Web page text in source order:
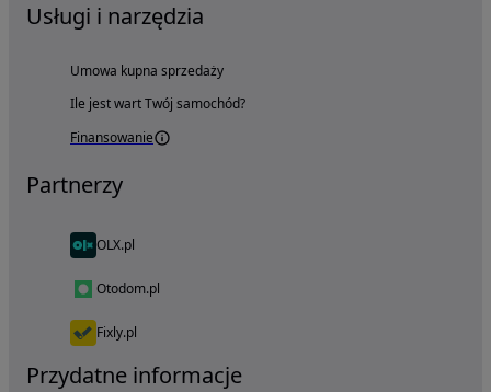
Usługi i narzędzia
Umowa kupna sprzedaży
Ile jest wart Twój samochód?
Finansowanie
Partnerzy
OLX.pl
Otodom.pl
Fixly.pl
Przydatne informacje